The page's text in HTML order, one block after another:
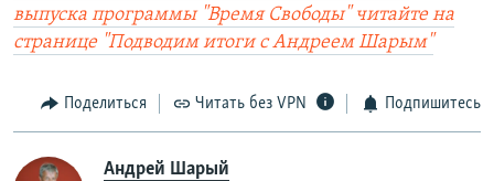
выпуска программы "Время Свободы" читайте на
странице "Подводим итоги с Андреем Шарым"
Поделиться Читать без VPN Подпишитесь
Андрей Шарый